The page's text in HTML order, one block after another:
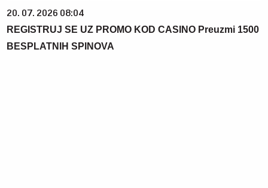
20. 07. 2026 08:04
REGISTRUJ SE UZ PROMO KOD CASINO Preuzmi 1500
BESPLATNIH SPINOVA